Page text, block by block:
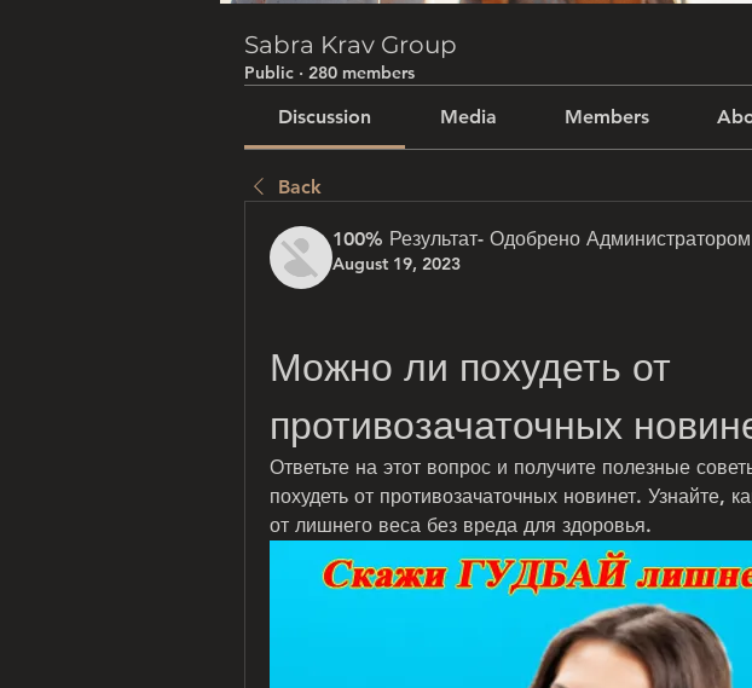
Sabra Krav Group
Public · 280 members
Discussion Media Members
Back
100% Результат- Одобрено Администратором
August 19, 2023
Можно ли похудеть от
противозачаточных
Ответьте на этот вопрос и получите полезные
похудеть от противозачаточных новинет. Узнайте,
от лишнего веса без вреда для здоровья.